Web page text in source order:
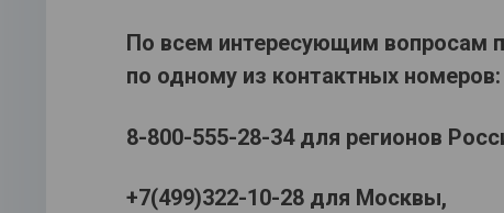
По всем интересующим вопросам
по одному из контактных номеров:
8-800-555-28-34 для регионов
+7(499)322-10-28 для Москвы,